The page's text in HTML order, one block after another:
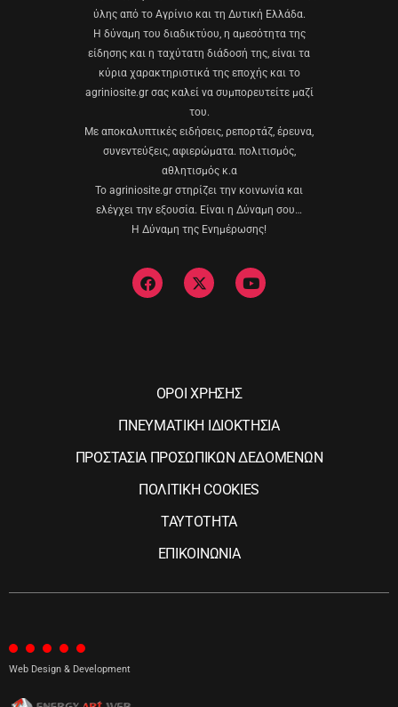
ύλης από το Αγρίνιο και τη Δυτική Ελλάδα.
Η δύναμη του διαδικτύου, η αμεσότητα της
είδησης και η ταχύτατη διάδοσή της, είναι τα
κύρια χαρακτηριστικά της εποχής και το
agriniosite.gr σας καλεί να συμπορευτείτε μαζί
του.
Με αποκαλυπτικές ειδήσεις, ρεπορτάζ, έρευνα,
συνεντεύξεις, αφιερώματα. πολιτισμός,
αθλητισμός κ.α
Το agriniosite.gr στηρίζει την κοινωνία και
ελέγχει την εξουσία. Είναι η Δύναμη σου…
Η Δύναμη της Ενημέρωσης!
ΟΡΟΙ ΧΡΗΣΗΣ
ΠΝΕΥΜΑΤΙΚΗ ΙΔΙΟΚΤΗΣΙΑ
ΠΡΟΣΤΑΣΙΑ ΠΡΟΣΩΠΙΚΩΝ ΔΕΔΟΜΕΝΩΝ
ΠΟΛΙΤΙΚΗ COOKIES
ΤΑΥΤΟΤΗΤΑ
ΕΠΙΚΟΙΝΩΝΙΑ
Web Design & Development